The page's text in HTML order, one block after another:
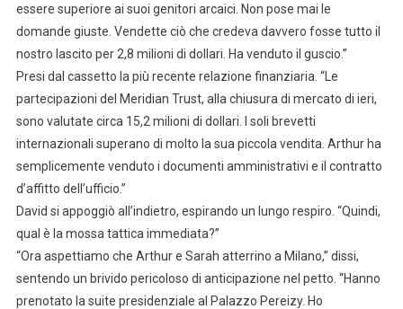
essere superiore ai suoi genitori arcaici. Non pose mai le
domande giuste. Vendette ciò che credeva davvero fosse tutto il
nostro lascito per 2,8 milioni di dollari. Ha venduto il guscio.”
Presi dal cassetto la più recente relazione finanziaria. “Le
partecipazioni del Meridian Trust, alla chiusura di mercato di ieri,
sono valutate circa 15,2 milioni di dollari. I soli brevetti
internazionali superano di molto la sua piccola vendita. Arthur ha
semplicemente venduto i documenti amministrativi e il contratto
d’affitto dell’ufficio.”
David si appoggiò all’indietro, espirando un lungo respiro. “Quindi,
qual è la mossa tattica immediata?”
“Ora aspettiamo che Arthur e Sarah atterrino a Milano,” dissi,
sentendo un brivido pericoloso di anticipazione nel petto. “Hanno
prenotato la suite presidenziale al Palazzo Pereizy. Ho